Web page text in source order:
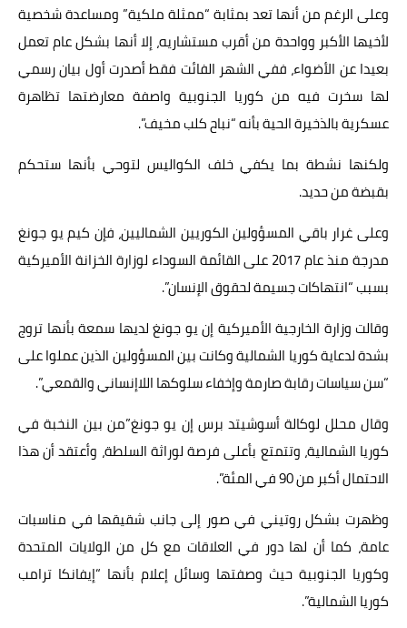
وعلى الرغم من أنها تعد بمثابة “ممثلة ملكية” ومساعدة شخصية
لأخيها الأكبر وواحدة من أقرب مستشاريه، إلا أنها بشكل عام تعمل
بعيدا عن الأضواء، ففي الشهر الفائت فقط أصدرت أول بيان رسمي
لها سخرت فيه من كوريا الجنوبية واصفة معارضتها تظاهرة
عسكرية بالذخيرة الحية بأنه “نباح كلب مخيف”.
ولكنها نشطة بما يكفي خلف الكواليس لتوحي بأنها ستحكم
بقبضة من حديد.
وعلى غرار باقي المسؤولين الكوريين الشماليين، فإن كيم يو جونغ
مدرجة منذ عام 2017 على القائمة السوداء لوزارة الخزانة الأميركية
بسبب “انتهاكات جسيمة لحقوق الإنسان”.
وقالت وزارة الخارجية الأميركية إن يو جونغ لديها سمعة بأنها تروج
بشدة لدعاية كوريا الشمالية وكانت بين المسؤولين الذين عملوا على
“سن سياسات رقابة صارمة وإخفاء سلوكها اللاإنساني والقمعي”.
وقال محلل لوكالة أسوشيتد برس إن يو جونغ”من بين النخبة في
كوريا الشمالية، وتتمتع بأعلى فرصة لوراثة السلطة، وأعتقد أن هذا
الاحتمال أكبر من 90 في المئة”.
وظهرت بشكل روتيني في صور إلى جانب شقيقها في مناسبات
عامة، كما أن لها دور في العلاقات مع كل من الولايات المتحدة
وكوريا الجنوبية حيث وصفتها وسائل إعلام بأنها “إيفانكا ترامب
كوريا الشمالية”.